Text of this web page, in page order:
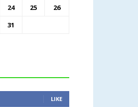
24 25
26
31
LIKE